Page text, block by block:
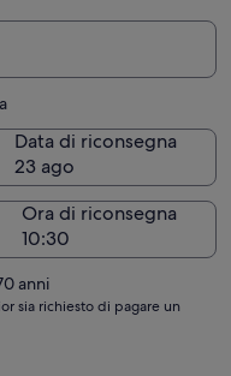
Data di riconsegna
23 ago
Ora di riconsegna
anni
sia richiesto di pagare un